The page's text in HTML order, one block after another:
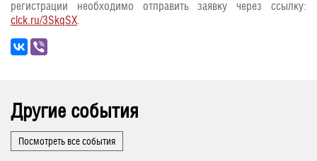
регистрации необходимо отправить заявку через ссылку:
clck.ru/3SkqSX.
Другие события
Посмотреть все события